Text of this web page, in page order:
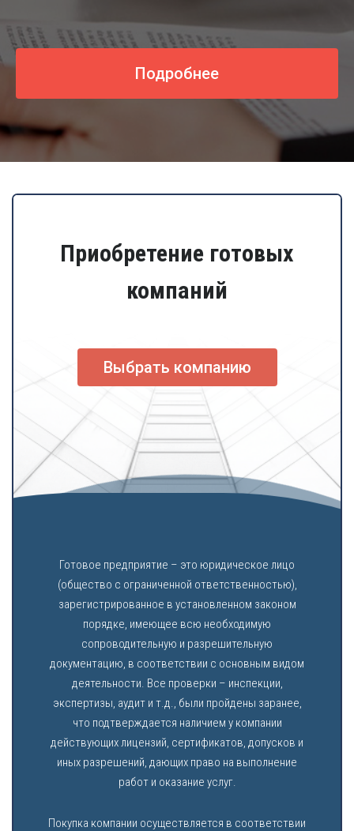
Подробнее
Приобретение готовых
компаний
Выбрать компанию
Готовое предприятие – это юридическое лицо
(общество с ограниченной ответственностью),
зарегистрированное в установленном законом
порядке, имеющее всю необходимую
сопроводительную и разрешительную
документацию, в соответствии с основным видом
деятельности. Все проверки – инспекции,
экспертизы, аудит и т.д., были пройдены заранее,
что подтверждается наличием у компании
действующих лицензий, сертификатов, допусков и
иных разрешений, дающих право на выполнение
работ и оказание услуг.
Покупка компании осуществляется в соответствии